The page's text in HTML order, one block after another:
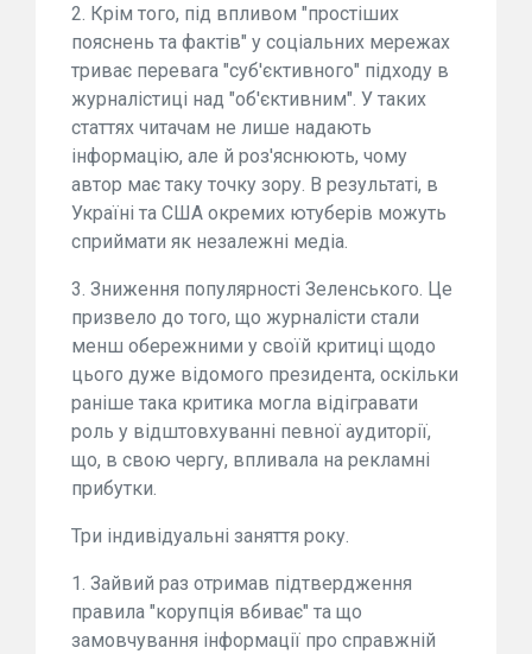
2. Крім того, під впливом "простіших
пояснень та фактів" у соціальних мережах
триває перевага "суб'єктивного" підходу в
журналістиці над "об'єктивним". У таких
статтях читачам не лише надають
інформацію, але й роз'яснюють, чому
автор має таку точку зору. В результаті, в
Україні та США окремих ютуберів можуть
сприймати як незалежні медіа.
3. Зниження популярності Зеленського. Це
призвело до того, що журналісти стали
менш обережними у своїй критиці щодо
цього дуже відомого президента, оскільки
раніше така критика могла відігравати
роль у відштовхуванні певної аудиторії,
що, в свою чергу, впливала на рекламні
прибутки.
Три індивідуальні заняття року.
1. Зайвий раз отримав підтвердження
правила "корупція вбиває" та що
замовчування інформації про справжній